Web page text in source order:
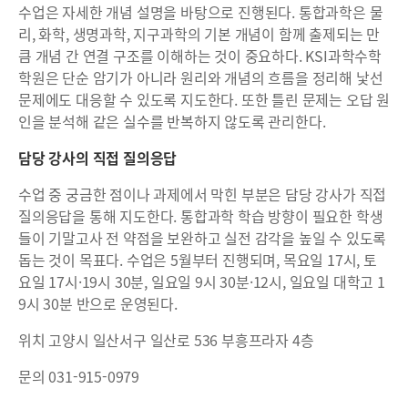
수업은 자세한 개념 설명을 바탕으로 진행된다. 통합과학은 물
리, 화학, 생명과학, 지구과학의 기본 개념이 함께 출제되는 만
큼 개념 간 연결 구조를 이해하는 것이 중요하다. KSI과학수학
학원은 단순 암기가 아니라 원리와 개념의 흐름을 정리해 낯선
문제에도 대응할 수 있도록 지도한다. 또한 틀린 문제는 오답 원
인을 분석해 같은 실수를 반복하지 않도록 관리한다.
담당 강사의 직접 질의응답
수업 중 궁금한 점이나 과제에서 막힌 부분은 담당 강사가 직접
질의응답을 통해 지도한다. 통합과학 학습 방향이 필요한 학생
들이 기말고사 전 약점을 보완하고 실전 감각을 높일 수 있도록
돕는 것이 목표다. 수업은 5월부터 진행되며, 목요일 17시, 토
요일 17시·19시 30분, 일요일 9시 30분·12시, 일요일 대학고 1
9시 30분 반으로 운영된다.
위치 고양시 일산서구 일산로 536 부흥프라자 4층
문의 031-915-0979